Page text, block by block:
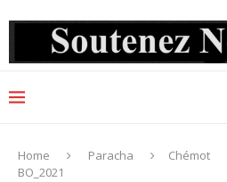
Home Paracha Chémot
BO_2021